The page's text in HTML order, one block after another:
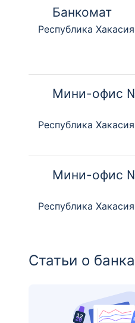
Банкомат
Республика
Мини-офис
Республика
Мини-офис
Республика
Статьи о